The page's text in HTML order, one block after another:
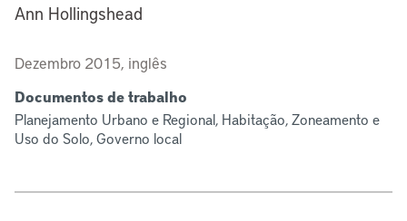
Ann Hollingshead
Dezembro 2015, inglês
Documentos de trabalho
Planejamento Urbano e Regional, Habitação, Zoneamento e
Uso do Solo, Governo local